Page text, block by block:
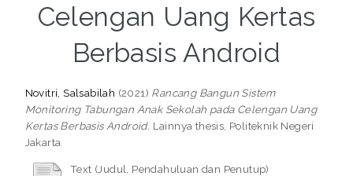
Celengan Uang Kertas
Berbasis Android
Novitri, Salsabilah (2021) Rancang Bangun Sistem
Monitoring Tabungan Anak Sekolah pada Celengan Uang
Kertas Berbasis Android. Lainnya thesis, Politeknik Negeri
Jakarta.
Text (Judul, Pendahuluan dan Penutup)